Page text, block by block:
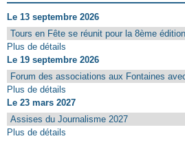
Le 13 septembre 2026
Tours en Fête se réunit pour la 8ème
Plus de détails
Le 19 septembre 2026
Forum des associations aux Fontaines
Plus de détails
Le 23 mars 2027
Assises du Journalisme 2027
Plus de détails